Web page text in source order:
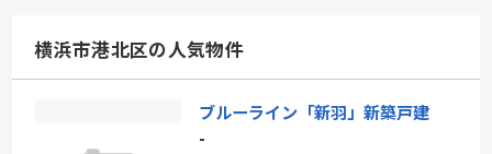
東京都世田谷区玉川１丁目
横浜市港北区の人気物件
ブルーライン「新羽」新築戸建
-